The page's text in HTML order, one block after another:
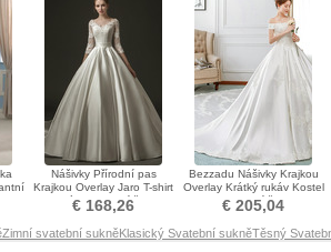
Nášivky Přírodní pas
Krajkou Overlay Jaro T-shirt
rukáv Svatební šaty
€ 168,26
Bezzadu Nášivky Krajkou
Overlay Krátký rukáv Kostel
Svatební šaty
€ 205,04
Zimní svatební sukněKlasický Svatební sukněTěsný